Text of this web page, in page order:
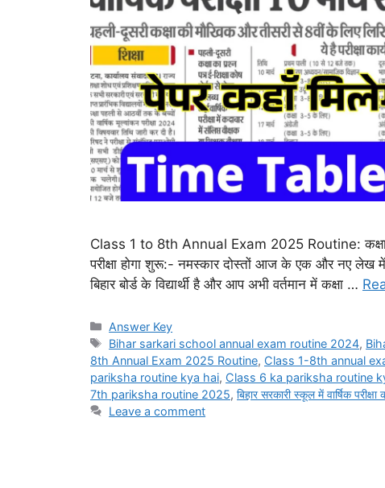
Class 1 to 8th Annual Exam 2025 Routine: कक्षा 1
परीक्षा होगा शुरू:- नमस्कार दोस्तों आज के एक और नए लेख
बिहार बोर्ड के विद्यार्थी है और आप अभी वर्तमान में कक्षा …
Categories
Answer Key
Tags
Bihar sarkari school annual exam routine 2024,
8th Annual Exam 2025 Routine, Class 1-8th annual
pariksha routine kya hai, Class 6 ka pariksha routine
7th pariksha routine 2025, बिहार सरकारी स्कूल में वार्षिक परीक्षा
Leave a comment